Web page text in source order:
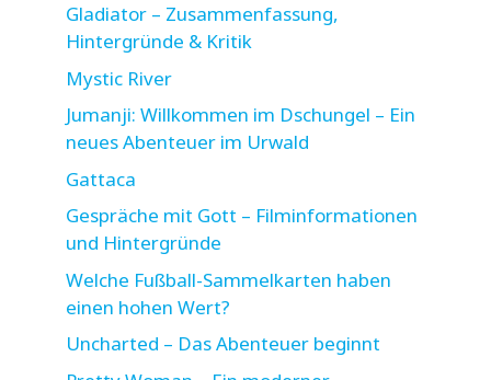
Gladiator – Zusammenfassung,
Hintergründe & Kritik
Mystic River
Jumanji: Willkommen im Dschungel – Ein
neues Abenteuer im Urwald
Gattaca
Gespräche mit Gott – Filminformationen
und Hintergründe
Welche Fußball-Sammelkarten haben
einen hohen Wert?
Uncharted – Das Abenteuer beginnt